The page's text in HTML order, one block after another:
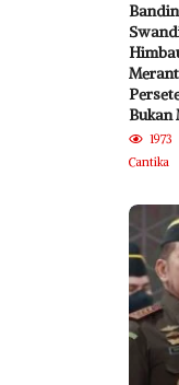
Bukan
1973
Cantika